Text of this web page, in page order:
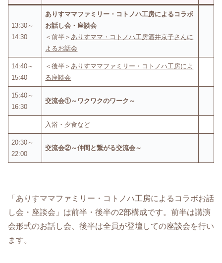
13:30～
14:30
ありすママファミリー・コトノハ工房によるコラボ
お話し会・座談会
＜前半＞ありすママ・コトノハ工房酒井京子さんに
よるお話会
14:40～
15:40
＜後半＞ありすママファミリー・コトノハ工房によ
る座談会
15:40～
16:30
交流会①～ワクワクのワーク～
入浴・夕食など
20:30～
22:00
交流会②～仲間と繋がる交流会～
「ありすママファミリー・コトノハ工房によるコラボお話
し会・座談会」は前半・後半の2部構成です。前半は講演
会形式のお話し会、後半は全員が登壇しての座談会を行い
ます。